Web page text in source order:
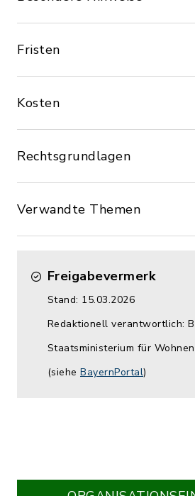
Fristen
Kosten
Rechtsgrundlagen
Verwandte Themen
Freigabevermerk
Stand: 15.03.2026
Redaktionell verantwortlich:
Staatsministerium für
(siehe BayernPortal)